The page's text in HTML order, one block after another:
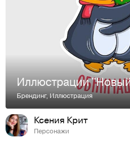
Брендинг,Иллюстрация
Ксения Крит
Персонажи